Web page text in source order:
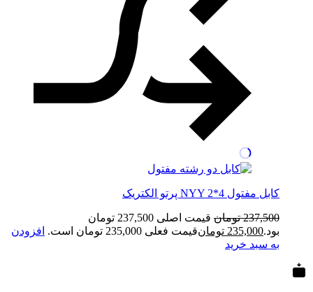
کابل مفتول NYY 2*4 پرتو الکتریک
237,500 تومان
قیمت اصلی 237,500 تومان
بود.235,000 تومانقیمت فعلی 235,000 تومان است.
افزودن
به سبد خرید